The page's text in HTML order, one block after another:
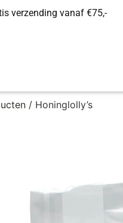
verzending vanaf €75,-
/ Honinglolly’s